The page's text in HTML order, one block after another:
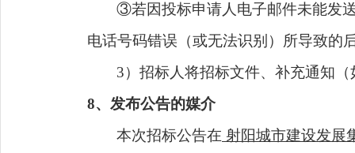
③若因投标申请人电子邮件未能发
电话号码错误（或无法识别）所导致的
3）招标人将招标文件、补充通知
8、发布公告的媒介
本次招标公告在 射阳城市建设发展